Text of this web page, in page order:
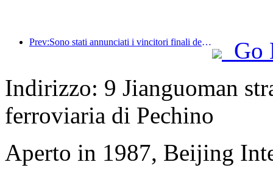
Prev:Sono stati annunciati i vincitori finali dei sei premi principali, a cui hanno partecipato oltre cento hotel e aziende che hanno ricevuto riconoscimenti annuali!
Go
Indirizzo: 9 Jianguoman
ferroviaria di Pechino
Aperto in 1987, Beijing